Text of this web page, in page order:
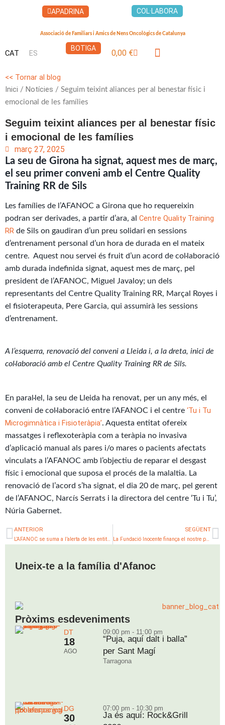
APADRINA COL·LABORA
Associació de Familiars i Amics de Nens Oncològics de Catalunya
CAT ES
BOTIGA 0,00 €Cistella
<< Tornar al blog
Inici / Notícies / Seguim teixint aliances per al benestar físic i
emocional de les famílies
Seguim teixint aliances per al benestar físic
i emocional de les famílies
març 27, 2025
La seu de Girona ha signat, aquest mes de març,
el seu primer conveni amb el Centre Quality
Training RR de Sils
Les famílies de l’AFANOC a Girona que ho requereixin
podran ser derivades, a partir d’ara, al Centre Quality Training
RR de Sils on gaudiran d’un preu solidari en sessions
d’entrenament personal d’un hora de durada en el mateix
centre. Aquest nou servei és fruit d’un acord de col·laboració
amb durada indefinida signat, aquest mes de març, pel
president de l’AFANOC, Miguel Javaloy; un dels
representants del Centre Quality Training RR, Marçal Royes i
el fisioterapeuta, Pere Garcia, qui assumirà les sessions
d’entrenament.
A l’esquerra, renovació del conveni a Lleida i, a la dreta, inici de
col·laboració amb el Centre Quality Training RR de Sils.
En paral·lel, la seu de Lleida ha renovat, per un any més, el
conveni de col·laboració entre l’AFANOC i el centre ‘Tu i Tu
Microgimnàtica i Fisioteràpia’. Aquesta entitat ofereix
massatges i reflexoteràpia com a teràpia no invasiva
d’aplicació manual als pares i/o mares o pacients afectats
vinculats a l’AFANOC amb l’objectiu de reparar el desgast
físic i emocional que suposa el procés de la malaltia. La
renovació de l’acord s’ha signat, el dia 20 de març, pel gerent
de l’AFANOC, Narcís Serrats i la directora del centre ‘Tu i Tu’,
Núria Gabernet.
Prev
ANTERIOR SEGÜENT
La Fundació Inocente finança el nostre programa d’activitats per al benestar i el voluntariat als hospitals
Uneix-te a la família d'Afanoc
Pròxims esdeveniments
DT
18
AGO
09:00 pm - 11:00 pm
“Puja, aquí dalt i balla”
per Sant Magí
Tarragona
DG
30
07:00 pm - 10:30 pm
Ja és aquí: Rock&Grill